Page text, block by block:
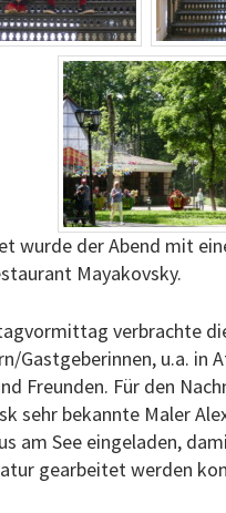
wurde der Abend mit
Mayakovsky.
verbrachte
Gastgeberinnen, u.a. in
Freunden. Für den
sehr bekannte Maler
am See eingeladen,
gearbeitet werden